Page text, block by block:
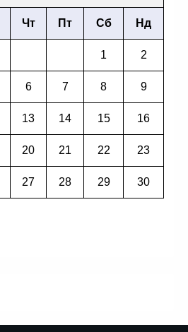
Чт Пт Сб Нд
1 2
6 7 8 9
13 14 15 16
20 21 22 23
27 28 29 30